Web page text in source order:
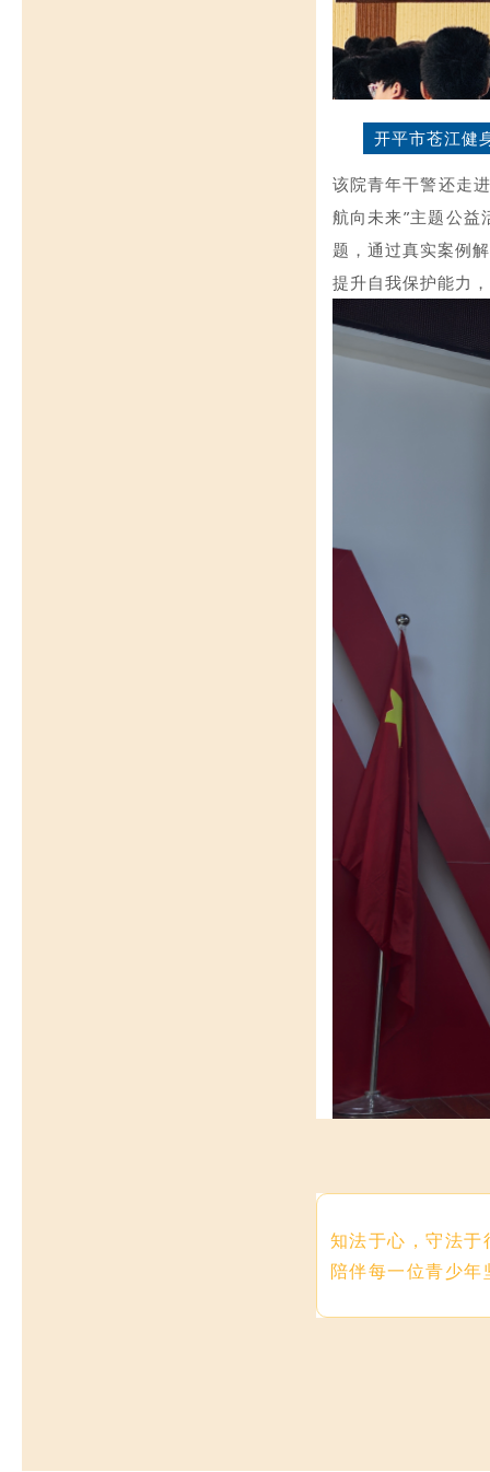
开平市苍江健
该院青年干警还走
航向未来”主题公
题，通过真实案例
提升自我保护能力
知法于心，守法
陪伴每一位青少年